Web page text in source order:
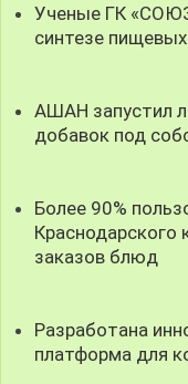
Ученые ГК
синтезе
АШАН запустил
добавок под
Более 90%
Краснодарского
заказов блюд
Разработана
платформа для